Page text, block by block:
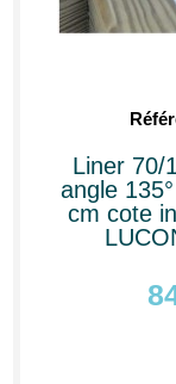
Liner 70/
angle
cm cote